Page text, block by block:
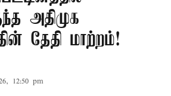
அதிமுக
தேதி மாற்றம்!
12:50 pm